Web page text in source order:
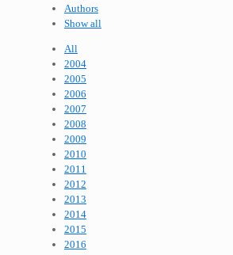
Authors
Show all
All
2004
2005
2006
2007
2008
2009
2010
2011
2012
2013
2014
2015
2016